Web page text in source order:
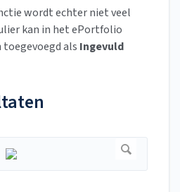
wordt echter niet veel
kan in het ePortfolio
als Ingevuld